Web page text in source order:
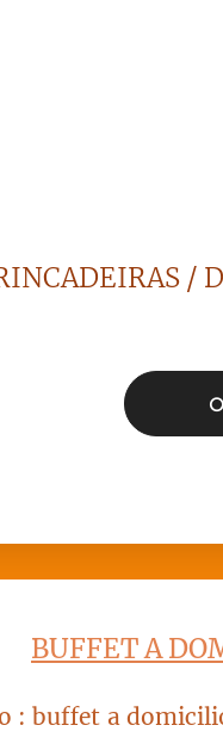
/
BUFFET A
: buffet a